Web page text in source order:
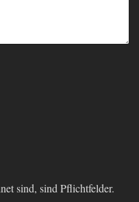
sind, sind Pflichtfelder.